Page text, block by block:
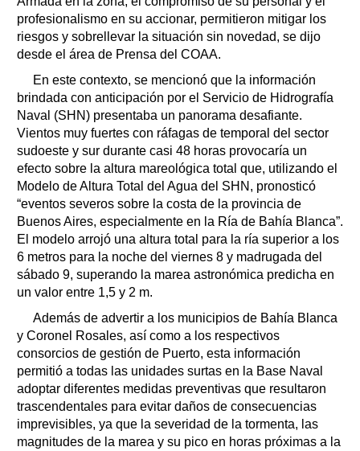
profesionalismo en su accionar, permitieron mitigar los
riesgos y sobrellevar la situación sin novedad, se dijo
desde el área de Prensa del COAA.
En este contexto, se mencionó que la información
brindada con anticipación por el Servicio de Hidrografía
Naval (SHN) presentaba un panorama desafiante.
Vientos muy fuertes con ráfagas de temporal del sector
sudoeste y sur durante casi 48 horas provocaría un
efecto sobre la altura mareológica total que, utilizando el
Modelo de Altura Total del Agua del SHN, pronosticó
“eventos severos sobre la costa de la provincia de
Buenos Aires, especialmente en la Ría de Bahía Blanca”.
El modelo arrojó una altura total para la ría superior a los
6 metros para la noche del viernes 8 y madrugada del
sábado 9, superando la marea astronómica predicha en
un valor entre 1,5 y 2 m.
Además de advertir a los municipios de Bahía Blanca
y Coronel Rosales, así como a los respectivos
consorcios de gestión de Puerto, esta información
permitió a todas las unidades surtas en la Base Naval
adoptar diferentes medidas preventivas que resultaron
trascendentales para evitar daños de consecuencias
imprevisibles, ya que la severidad de la tormenta, las
magnitudes de la marea y su pico en horas próximas a la